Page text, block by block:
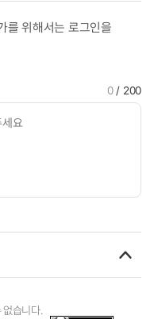
를 위해서는 로그인을
0/ 200
없습니다.